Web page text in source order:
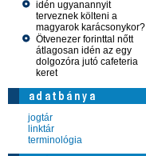
idén ugyanannyit
terveznek költeni a
magyarok karácsonykor?
Ötvenezer forinttal nőtt
átlagosan idén az egy
dolgozóra jutó cafeteria
keret
jogtár
linktár
terminológia